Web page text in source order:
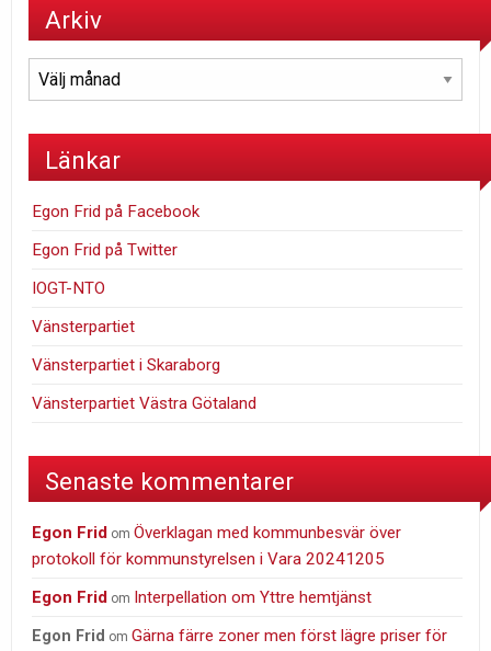
Arkiv
Arkiv
Länkar
Egon Frid på Facebook
Egon Frid på Twitter
IOGT-NTO
Vänsterpartiet
Vänsterpartiet i Skaraborg
Vänsterpartiet Västra Götaland
Senaste kommentarer
Egon Frid omÖverklagan med kommunbesvär över
protokoll för kommunstyrelsen i Vara 20241205
Egon Frid om Interpellation om Yttre hemtjänst
Egon Frid omGärna färre zoner men först lägre priser för